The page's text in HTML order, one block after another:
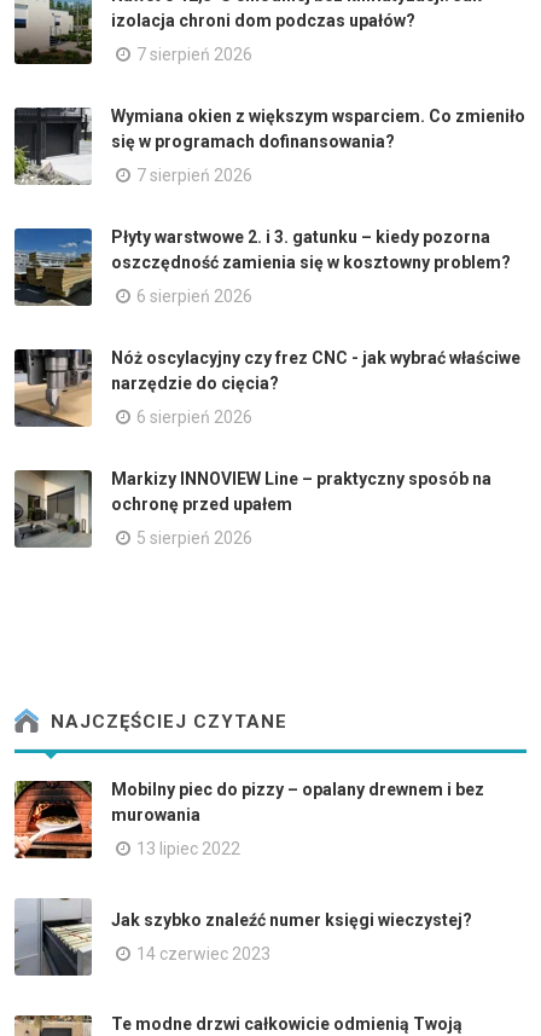
izolacja chroni dom podczas upałów?
7 sierpień 2026
Wymiana okien z większym wsparciem. Co zmieniło
się w programach dofinansowania?
7 sierpień 2026
Płyty warstwowe 2. i 3. gatunku – kiedy pozorna
oszczędność zamienia się w kosztowny problem?
6 sierpień 2026
Nóż oscylacyjny czy frez CNC - jak wybrać właściwe
narzędzie do cięcia?
6 sierpień 2026
Markizy INNOVIEW Line – praktyczny sposób na
ochronę przed upałem
5 sierpień 2026
NAJCZĘŚCIEJ CZYTANE
Mobilny piec do pizzy – opalany drewnem i bez
murowania
13 lipiec 2022
Jak szybko znaleźć numer księgi wieczystej?
14 czerwiec 2023
Te modne drzwi całkowicie odmienią Twoją